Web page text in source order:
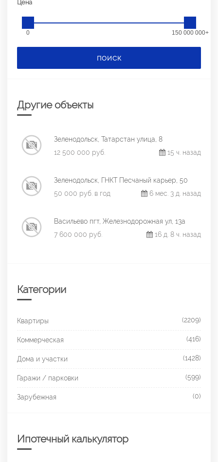
Цена
0 150 000 000+
ПОИСК
Другие объекты
Зеленодольск, Татарстан улица, 8
12 500 000 руб.
15 ч. назад
Зеленодольск, ГНКТ Песчаный карьер, 50
50 000 руб. в год
6 мес. 3 д. назад
Васильево пгт, Железнодорожная ул, 13а
7 600 000 руб.
16 д. 8 ч. назад
Категории
Квартиры (2209)
Коммерческая (416)
Дома и участки (1428)
Гаражи / парковки (599)
Зарубежная (0)
Ипотечный калькулятор